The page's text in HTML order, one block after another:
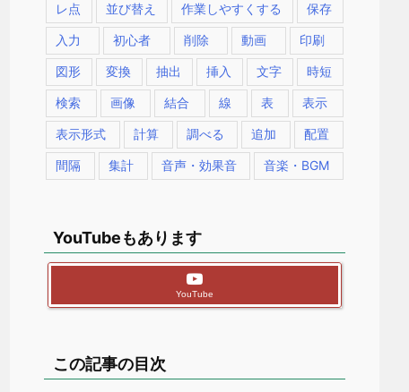
レ点 並び替え 作業しやすくする 保存
入力 初心者 削除 動画 印刷
図形 変換 抽出 挿入 文字 時短
検索 画像 結合 線 表 表示
表示形式 計算 調べる 追加 配置
間隔 集計 音声・効果音 音楽・BGM
YouTubeもあります
YouTube
この記事の目次